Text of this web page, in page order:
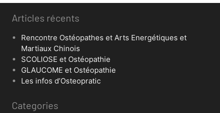
Articles récents
Rencontre Ostéopathes et Arts Energétiques et
Martiaux Chinois
SCOLIOSE et Ostéopathie
GLAUCOME et Ostéopathie
Les infos d’Osteopratic
Categories